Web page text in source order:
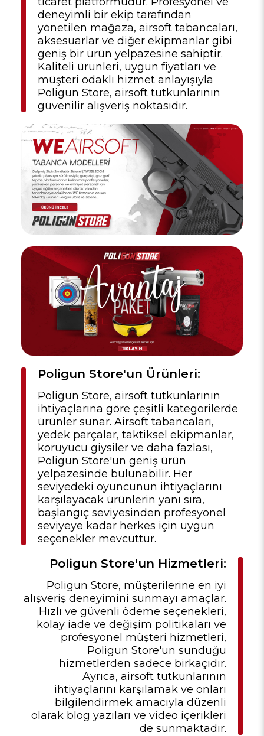
deneyimli bir ekip tarafından
yönetilen mağaza, airsoft tabancaları,
aksesuarlar ve diğer ekipmanlar gibi
geniş bir ürün yelpazesine sahiptir.
Kaliteli ürünleri, uygun fiyatları ve
müşteri odaklı hizmet anlayışıyla
Poligun Store, airsoft tutkunlarının
güvenilir alışveriş noktasıdır.
Poligun Store'un Ürünleri:
Poligun Store, airsoft tutkunlarının
ihtiyaçlarına göre çeşitli kategorilerde
ürünler sunar. Airsoft tabancaları,
yedek parçalar, taktiksel ekipmanlar,
koruyucu giysiler ve daha fazlası,
Poligun Store'un geniş ürün
yelpazesinde bulunabilir. Her
seviyedeki oyuncunun ihtiyaçlarını
karşılayacak ürünlerin yanı sıra,
başlangıç seviyesinden profesyonel
seviyeye kadar herkes için uygun
seçenekler mevcuttur.
Poligun Store'un Hizmetleri:
Poligun Store, müşterilerine en iyi
alışveriş deneyimini sunmayı amaçlar.
Hızlı ve güvenli ödeme seçenekleri,
kolay iade ve değişim politikaları ve
profesyonel müşteri hizmetleri,
Poligun Store'un sunduğu
hizmetlerden sadece birkaçıdır.
Ayrıca, airsoft tutkunlarının
ihtiyaçlarını karşılamak ve onları
bilgilendirmek amacıyla düzenli
olarak blog yazıları ve video içerikleri
de sunmaktadır.